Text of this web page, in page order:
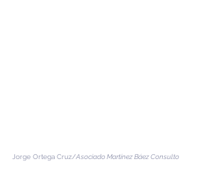
Jorge Ortega Cruz/Asociado Martínez Báez Consulto